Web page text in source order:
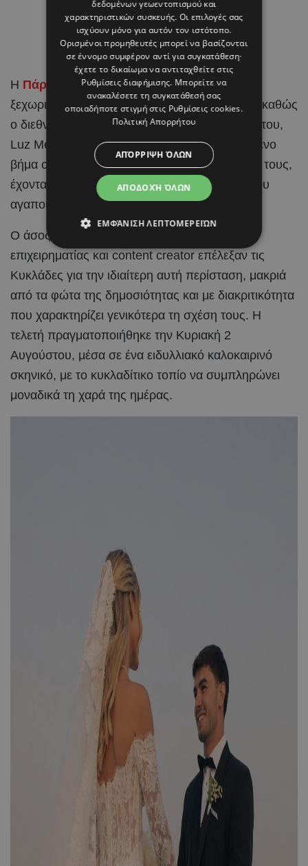
Η Πάρος
έγινε το σκηνικό για μια από τις πιο
ξεχωριστές στιγμές στη ζωή του Brahim Díaz, καθώς
ο διεθνής
ποδοσφαιριστήςκαι η αγαπημένη του,
Luz Méndez, αποφάσισαν να κάνουν το επόμενο
βήμα στη σχέση τους και να ενώσουν τις ζωές τους,
έχοντας στο πλευρό τους τους ανθρώπους που
αγαπούν.
Ο άσος της Real Madrid και η Ισπανίδα
επιχειρηματίας και content creator επέλεξαν τις
Κυκλάδες για την ιδιαίτερη αυτή περίσταση, μακριά
από τα φώτα της δημοσιότητας και με διακριτικότητα
που χαρακτηρίζει γενικότερα τη σχέση τους. Η
τελετή πραγματοποιήθηκε την Κυριακή 2
Αυγούστου, μέσα σε ένα ειδυλλιακό καλοκαιρινό
σκηνικό, με το κυκλαδίτικο τοπίο να συμπληρώνει
μοναδικά τη χαρά της ημέρας.
δεδομένων γεωεντοπισμού και
χαρακτηριστικών συσκευής. Οι επιλογές σας
ισχύουν μόνο για αυτόν τον ιστότοπο.
Ορισμένοι προμηθευτές μπορεί να βασίζονται
σε έννομο συμφέρον αντί για συγκατάθεση·
έχετε το δικαίωμα να αντιταχθείτε στις
Ρυθμίσεις διαφήμισης. Μπορείτε να
ανακαλέσετε τη συγκατάθεσή σας
οποιαδήποτε στιγμή στις Ρυθμίσεις cookies.
Πολιτική Απορρήτου
ΑΠΟΔΟΧΉ ΌΛΩΝ
ΑΠΌΡΡΙΨΗ ΌΛΩΝ
ΕΜΦΆΝΙΣΗ ΛΕΠΤΟΜΕΡΕΙΏΝ